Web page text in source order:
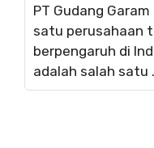
PT Gudang
satu perusahaan
berpengaruh di
adalah salah satu